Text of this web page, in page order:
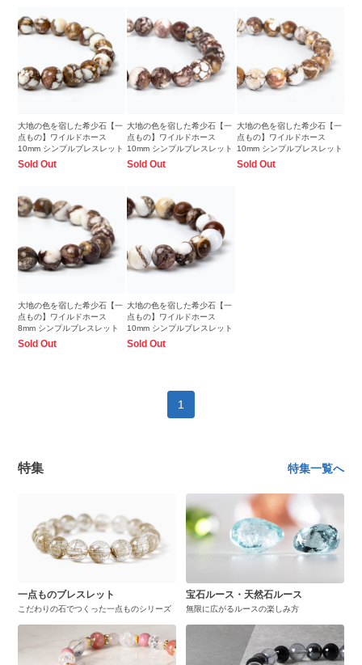
大地の色を宿した希少石【一
点もの】ワイルドホース
10mm シンプルブレスレット
Sold Out
大地の色を宿した希少石【一
点もの】ワイルドホース
10mm シンプルブレスレット
Sold Out
大地の色を宿した希少石【一
点もの】ワイルドホース
10mm シンプルブレスレット
Sold Out
大地の色を宿した希少石【一
点もの】ワイルドホース
8mm シンプルブレスレット
Sold Out
大地の色を宿した希少石【一
点もの】ワイルドホース
10mm シンプルブレスレット
Sold Out
1
特集 特集一覧へ
一点ものブレスレット
こだわりの石でつくった一点ものシリーズ
宝石ルース・天然石ルース
無限に広がるルースの楽しみ方